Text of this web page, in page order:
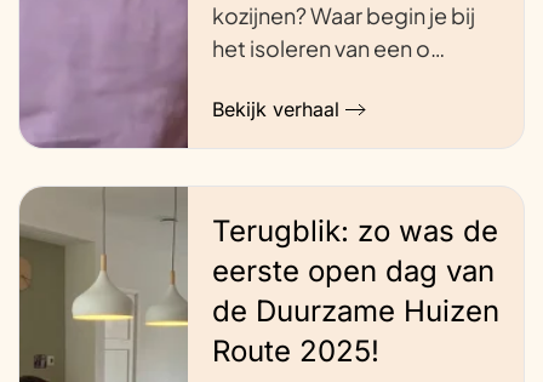
kozijnen? Waar begin je bij
het isoleren van een o…
Bekijk verhaal
Terugblik: zo was de
eerste open dag van
de Duurzame Huizen
Route 2025!